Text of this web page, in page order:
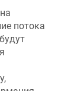
потока